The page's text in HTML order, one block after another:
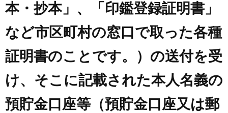
本・抄本」、「印鑑登録証明書」
など市区町村の窓口で取った各種
証明書のことです。）の送付を受
け、そこに記載された本人名義の
預貯金口座等（預貯金口座又は郵